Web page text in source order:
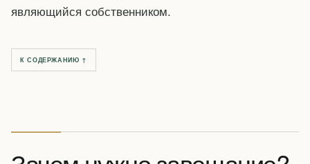
являющийся собственником.
К СОДЕРЖАНИЮ ↑